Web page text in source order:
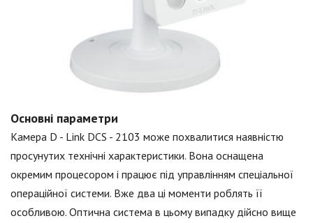
Основні параметри
Камера D - Link DCS - 2103 може похвалитися наявністю
просунутих технічні характеристики. Вона оснащена
окремим процесором і працює під управлінням спеціальної
операційної системи. Вже два ці моменти роблять її
особливою. Оптична система в цьому випадку дійсно вище